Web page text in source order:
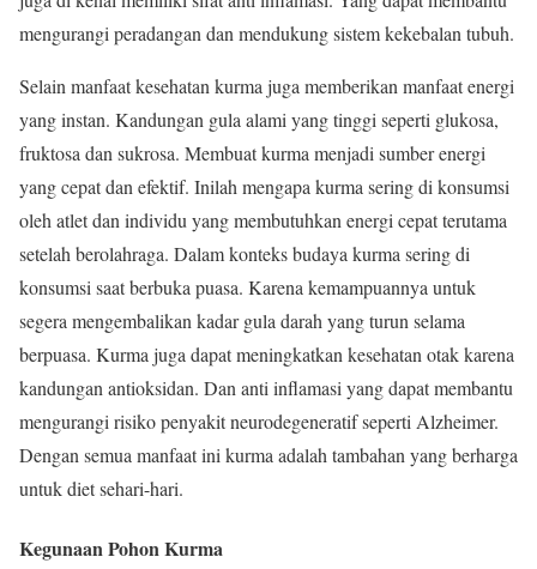
mengurangi peradangan dan mendukung sistem kekebalan tubuh.
Selain manfaat kesehatan kurma juga memberikan manfaat energi
yang instan. Kandungan gula alami yang tinggi seperti glukosa,
fruktosa dan sukrosa. Membuat kurma menjadi sumber energi
yang cepat dan efektif. Inilah mengapa kurma sering di konsumsi
oleh atlet dan individu yang membutuhkan energi cepat terutama
setelah berolahraga. Dalam konteks budaya kurma sering di
konsumsi saat berbuka puasa. Karena kemampuannya untuk
segera mengembalikan kadar gula darah yang turun selama
berpuasa. Kurma juga dapat meningkatkan kesehatan otak karena
kandungan antioksidan. Dan anti inflamasi yang dapat membantu
mengurangi risiko penyakit neurodegeneratif seperti Alzheimer.
Dengan semua manfaat ini kurma adalah tambahan yang berharga
untuk diet sehari-hari.
Kegunaan Pohon Kurma